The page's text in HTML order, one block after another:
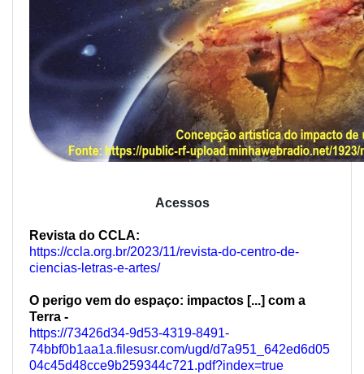
Acessos
Revista do CCLA:
https://ccla.org.br/2023/11/revista-do-centro-de-
ciencias-letras-e-artes/
O perigo vem do espaço: impactos [...] com a
Terra -
https://73426d34-9d53-4319-8491-
74bbf0b1aa1a.filesusr.com/ugd/d7a951_642ed6d05
04c45d48cce9b259344c721.pdf?index=true